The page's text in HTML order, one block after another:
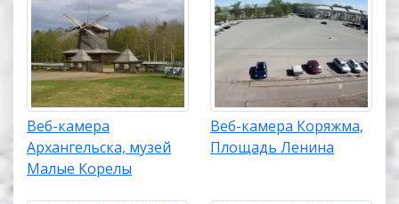
Веб-камера
Архангельска, музей
Малые Корелы
Веб-камера Коряжма,
Площадь Ленина